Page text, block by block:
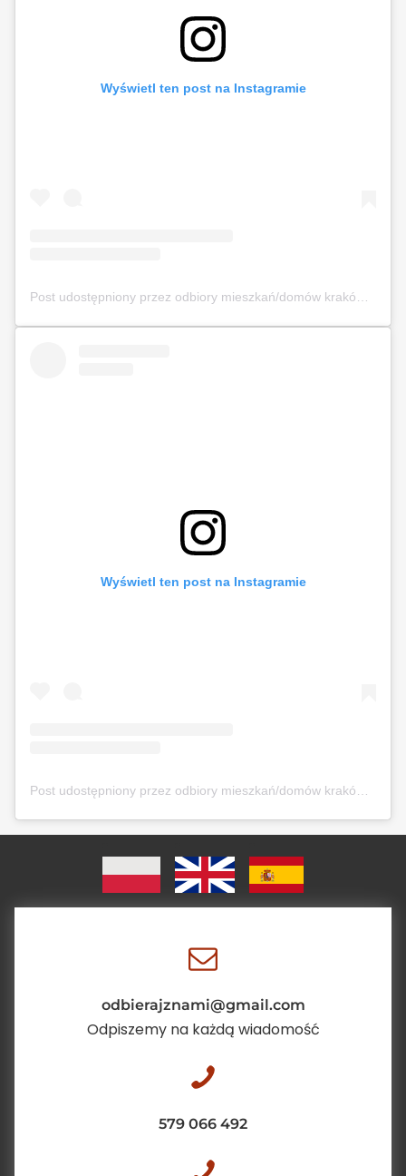
Wyświetl ten post na Instagramie
Wyświetl ten post na Instagramie
odbierajznami@gmail.com
Odpiszemy na każdą wiadomość
579 066 492